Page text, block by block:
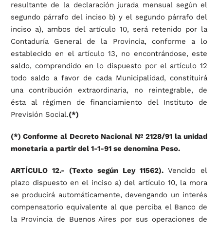
resultante de la declaración jurada mensual según el
segundo párrafo del inciso b) y el segundo párrafo del
inciso a), ambos del artículo 10, será retenido por la
Contaduría General de la Provincia, conforme a lo
establecido en el artículo 13, no encontrándose, este
saldo, comprendido en lo dispuesto por el artículo 12
todo saldo a favor de cada Municipalidad, constituirá
una contribución extraordinaria, no reintegrable, de
ésta al régimen de financiamiento del Instituto de
Previsión Social.(*)
(*) Conforme al Decreto Nacional Nº 2128/91 la unidad
monetaria a partir del 1-1-91 se denomina Peso.
ARTÍCULO 12.- (Texto según Ley 11562). Vencido el
plazo dispuesto en el inciso a) del artículo 10, la mora
se producirá automáticamente, devengando un interés
compensatorio equivalente al que perciba el Banco de
la Provincia de Buenos Aires por sus operaciones de